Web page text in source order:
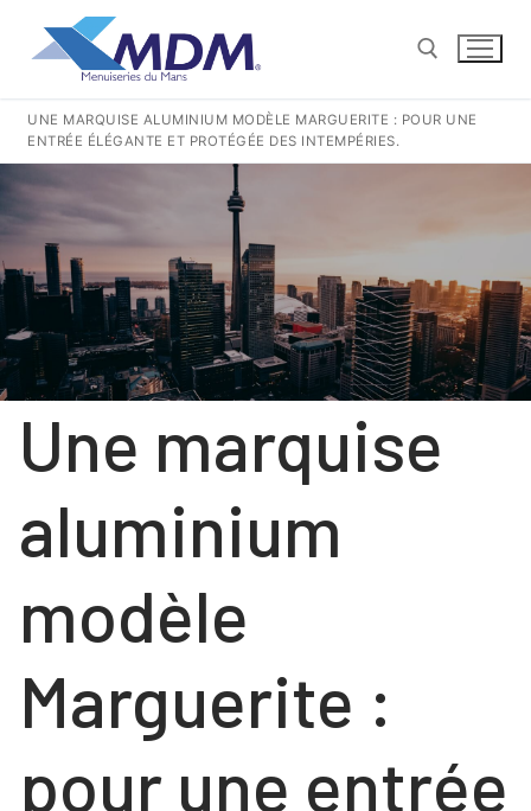
Rechercher :
CONTACT@MENUISERIESDUMANS.FR
Rechercher
QUI SOMMES-NOUS ?
NOS GESTES POUR LA TERRE
NOS PRODUITS PVC
COULISSANTS
PORTES
VOLETS ROULANTS
NOS PRODUITS ALUMINIUM
FENÊTRES
PORTES
NOS PORTES « HABITAT »
NOS PORTES « TERTIAIRE »
Contact
UNE MARQUISE ALUMINIUM MODÈLE MARGUERITE : POUR UNE
ENTRÉE ÉLÉGANTE ET PROTÉGÉE DES INTEMPÉRIES.
Une marquise
aluminium
modèle
Marguerite :
pour une entrée